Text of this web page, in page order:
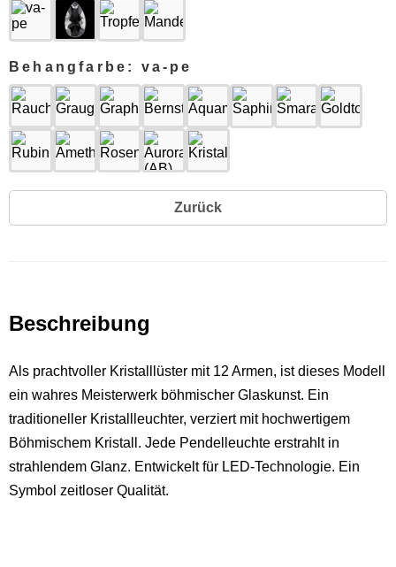
Behangfarbe: va-pe
Zurück
Beschreibung
Als prachtvoller Kristalllüster mit 12 Armen, ist dieses Modell
ein wahres Meisterwerk böhmischer Glaskunst. Ein
traditioneller Kristallleuchter, verziert mit hochwertigem
Böhmischem Kristall. Jede Pendelleuchte erstrahlt in
strahlendem Glanz. Entwickelt für LED-Technologie. Ein
Symbol zeitloser Qualität.